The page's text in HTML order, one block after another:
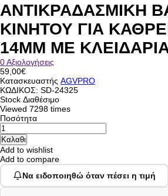
ΑΝΤΙΚΡΑΔΑΣΜΙΚΗ
ΚΙΝΗΤΟΥ ΓΙΑ
14MM ΜΕ
0 Αξιολογήσεις
59,00€
Κατασκευαστής AGVPRO
ΚΩΔΙΚΟΣ: SD-24325
Stock Διαθέσιμο
Viewed 7298 times
Ποσότητα
Add to wishlist
Add to compare
Να ειδοποιηθώ όταν πέσει η τιμή